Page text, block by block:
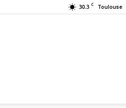
30.3 C Toulouse